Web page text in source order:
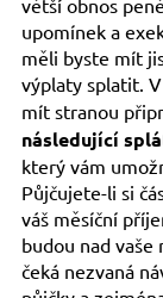
větší obnos
upomínek a
měli byste mít
výplaty splatit.
mít stranou
následující
který vám
Půjčujete-li si
váš měsíční
budou nad
čeká nezvaná